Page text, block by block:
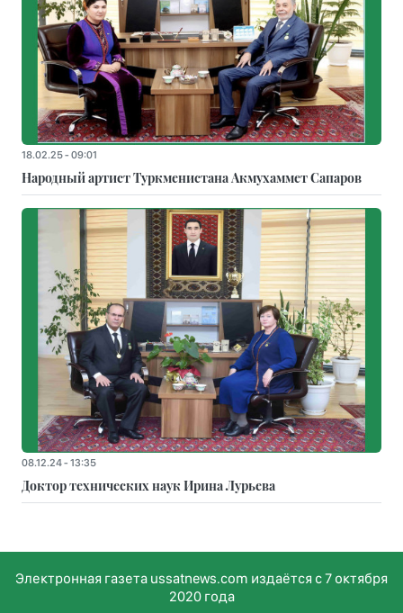
18.02.25 - 09:01
Народный артист Туркменистана Акмухаммет Сапаров
08.12.24 - 13:35
Доктор технических наук Ирина Лурьева
Электронная газета ussatnews.com издаётся с 7 октября
2020 года